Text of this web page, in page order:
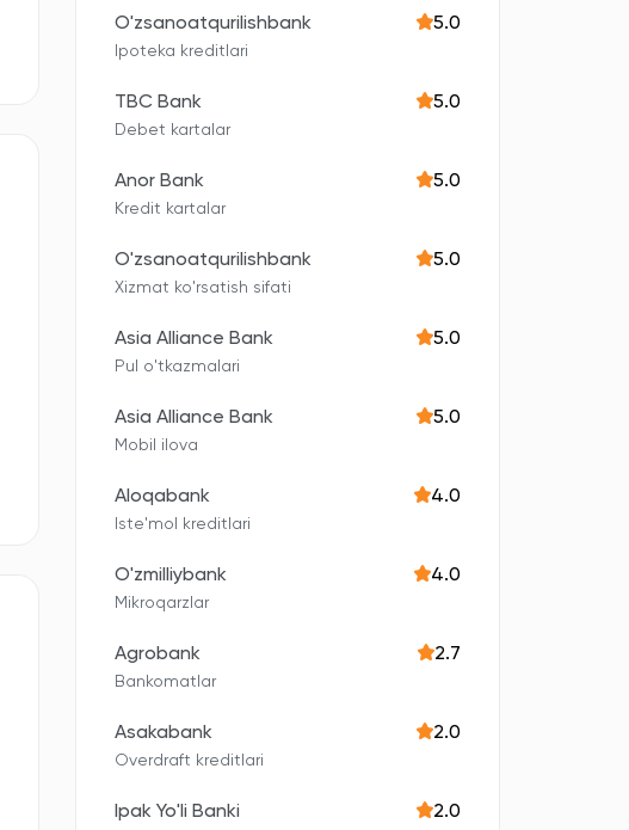
O'zsanoatqurilishbank 5.0
Ipoteka kreditlari
TBC Bank 5.0
Debet kartalar
Anor Bank 5.0
Kredit kartalar
O'zsanoatqurilishbank 5.0
Xizmat ko'rsatish sifati
Asia Alliance Bank 5.0
Pul o'tkazmalari
Asia Alliance Bank 5.0
Mobil ilova
Aloqabank 4.0
Iste'mol kreditlari
O'zmilliybank 4.0
Mikroqarzlar
Agrobank 2.7
Bankomatlar
Asakabank 2.0
Overdraft kreditlari
Ipak Yo'li Banki 2.0